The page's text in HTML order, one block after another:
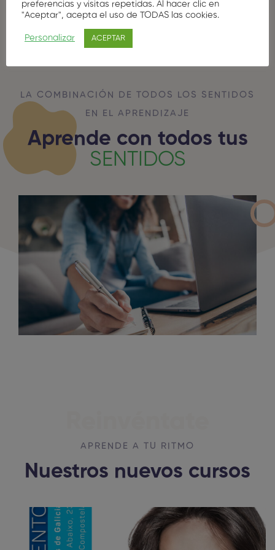
LA COMBINACIÓN DE TODOS LOS SENTIDOS
EN EL APRENDIZAJE
Aprende con todos tus
SENTIDOS
APRENDE A TU RITMO
Nuestros nuevos cursos
preferencias y visitas repetidas. Al hacer clic en
"Aceptar", acepta el uso de TODAS las cookies.
Personalizar ACEPTAR